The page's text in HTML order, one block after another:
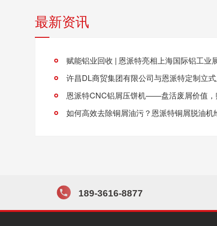
最新资讯
赋能铝业回收 | 恩派特亮相上海国际铝工业
如何高效去除铜屑油污？恩派特铜屑脱油机
189-3616-8877